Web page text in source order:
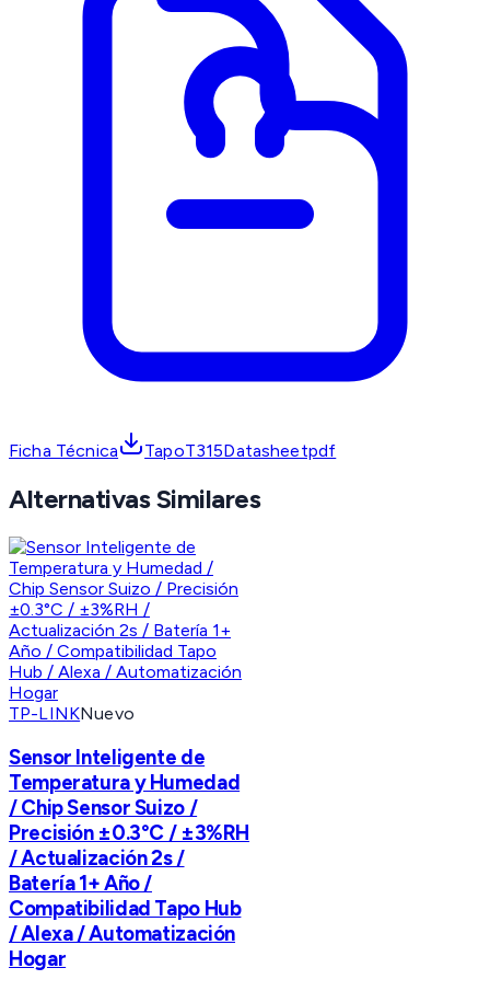
Ficha Técnica TapoT315Datasheetpdf
Alternativas Similares
TP-LINKNuevo
Sensor Inteligente de
Temperatura y Humedad
/ Chip Sensor Suizo /
Precisión ±0.3°C / ±3%RH
/ Actualización 2s /
Batería 1+ Año /
Compatibilidad Tapo Hub
/ Alexa / Automatización
Hogar